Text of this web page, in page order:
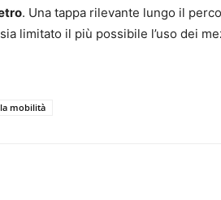
. Una tappa rilevante lungo il
limitato il più possibile l’uso dei
mobilità